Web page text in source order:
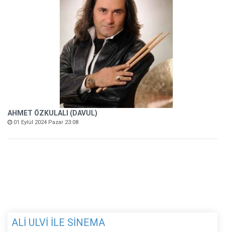
AHMET ÖZKULALI (DAVUL)
01 Eylül 2024 Pazar 23:08
ALİ ULVİ İLE SİNEMA